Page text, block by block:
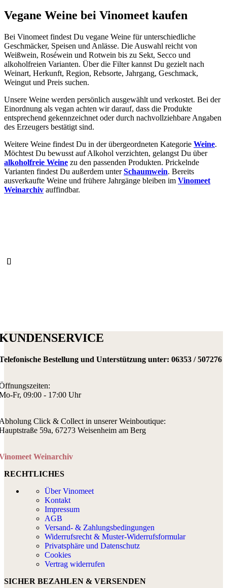
Vegane Weine bei Vinomeet kaufen
Bei Vinomeet findest Du vegane Weine für unterschiedliche
Geschmäcker, Speisen und Anlässe. Die Auswahl reicht von
Weißwein, Roséwein und Rotwein bis zu Sekt, Secco und
alkoholfreien Varianten. Über die Filter kannst Du gezielt nach
Weinart, Herkunft, Region, Rebsorte, Jahrgang, Geschmack,
Weingut und Preis suchen.
Unsere Weine werden persönlich ausgewählt und verkostet. Bei der
Einordnung als vegan achten wir darauf, dass die Produkte
entsprechend gekennzeichnet oder durch nachvollziehbare Angaben
des Erzeugers bestätigt sind.
Weitere Weine findest Du in der übergeordneten Kategorie Weine.
Möchtest Du bewusst auf Alkohol verzichten, gelangst Du über
alkoholfreie Weine zu den passenden Produkten. Prickelnde
Varianten findest Du außerdem unterSchaumwein. Bereits
ausverkaufte Weine und frühere Jahrgänge bleiben im Vinomeet
Weinarchiv auffindbar.
Bestellung und Unterstützung unter: 06353 / 507276
Fr, 09:00 - 17:00 Uhr
Click & Collect in unserer Weinboutique:
59a, 67273 Weisenheim am Berg
Weinarchiv
RECHTLICHES
Über Vinomeet
Kontakt
Impressum
AGB
Versand- & Zahlungsbedingungen
Widerrufsrecht & Muster-Widerrufsformular
Privatsphäre und Datenschutz
Cookies
Vertrag widerrufen
SICHER BEZAHLEN & VERSENDEN